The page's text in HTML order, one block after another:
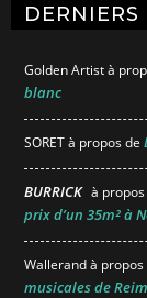
Golden Artistà
blanc
SORETà propos de
BURRICK à propos
prix d’un 35m² à
Wallerandà propos
musicales de